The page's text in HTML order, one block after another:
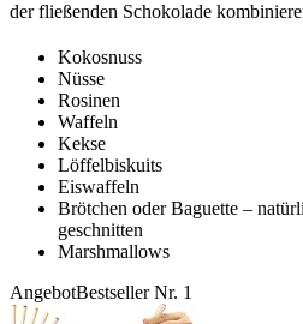
der fließenden Schokolade
Kokosnuss
Nüsse
Rosinen
Waffeln
Kekse
Löffelbiskuits
Eiswaffeln
Brötchen oder Baguette –
geschnitten
Marshmallows
AngebotBestseller Nr. 1